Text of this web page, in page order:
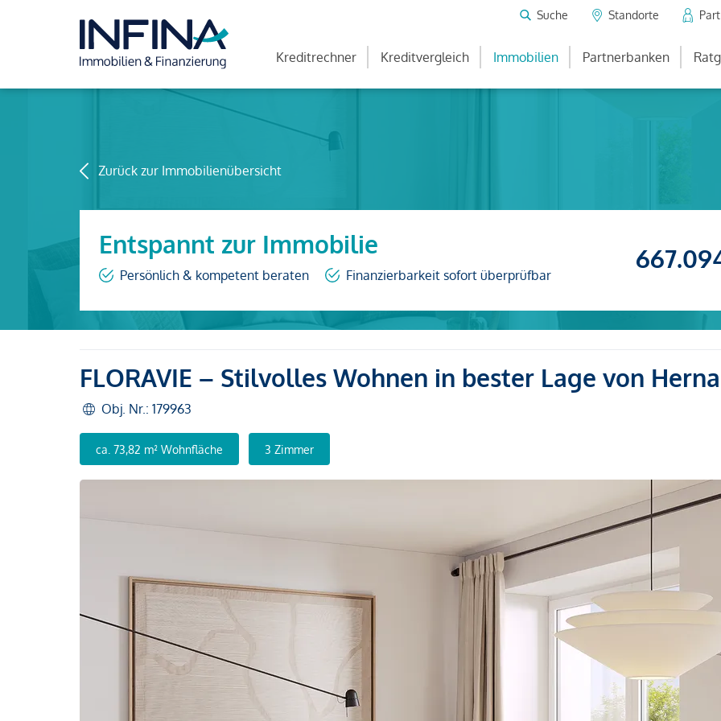
Suche Standorte
Kreditrechner Kreditvergleich Immobilien Partnerbanken
Zurück zur Immobilienübersicht
Entspannt zur Immobilie
Persönlich & kompetent beraten Finanzierbarkeit sofort überprüfbar
FLORAVIE – Stilvolles Wohnen in bester Lage von
Obj. Nr.: 179963
ca. 73,82 m² Wohnfläche 3 Zimmer